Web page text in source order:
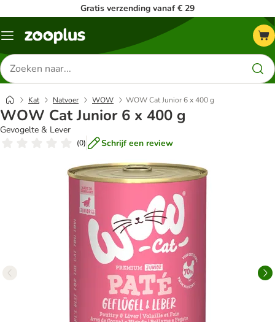
Gratis verzending vanaf € 29
Menu
Zoeken
naar
producten
Kat Natvoer WOW WOW Cat Junior 6 x 400 g
WOW Cat Junior 6 x 400 g
Gevogelte & Lever
(0) Schrijf een review